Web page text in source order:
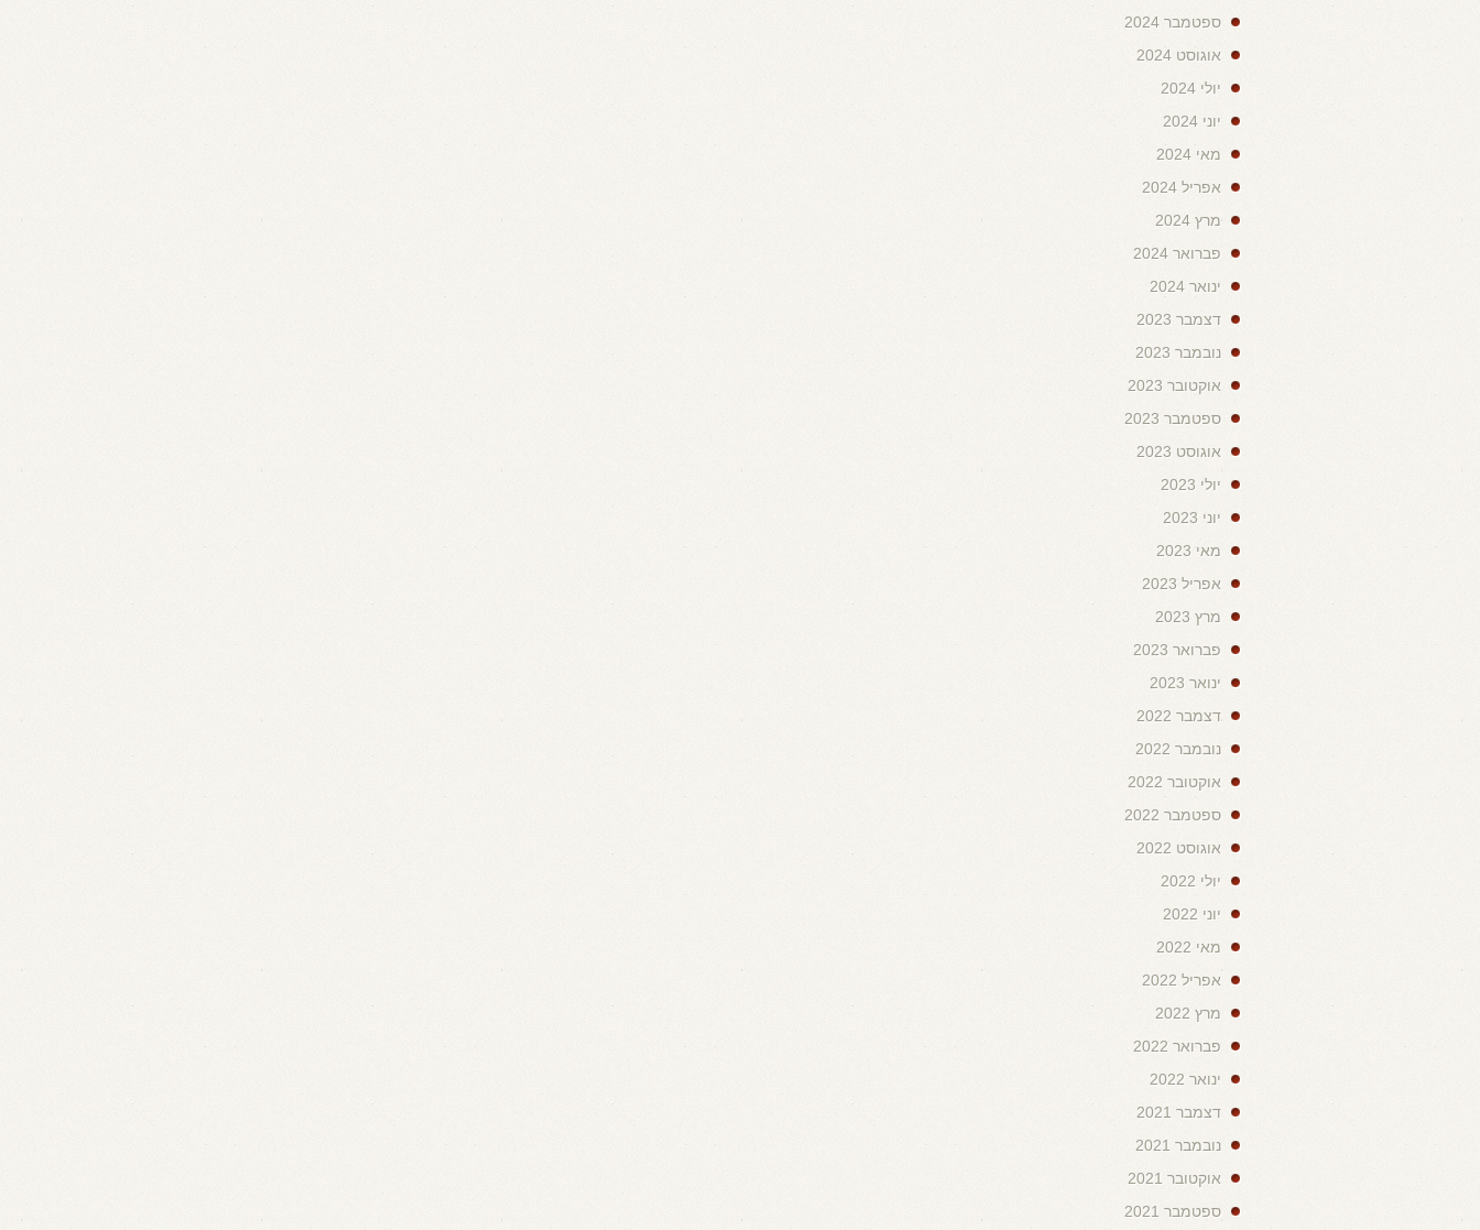
ספטמבר 2024
אוגוסט 2024
יולי 2024
יוני 2024
מאי 2024
אפריל 2024
מרץ 2024
פברואר 2024
ינואר 2024
דצמבר 2023
נובמבר 2023
אוקטובר 2023
ספטמבר 2023
אוגוסט 2023
יולי 2023
יוני 2023
מאי 2023
אפריל 2023
מרץ 2023
פברואר 2023
ינואר 2023
דצמבר 2022
נובמבר 2022
אוקטובר 2022
ספטמבר 2022
אוגוסט 2022
יולי 2022
יוני 2022
מאי 2022
אפריל 2022
מרץ 2022
פברואר 2022
ינואר 2022
דצמבר 2021
נובמבר 2021
אוקטובר 2021
ספטמבר 2021